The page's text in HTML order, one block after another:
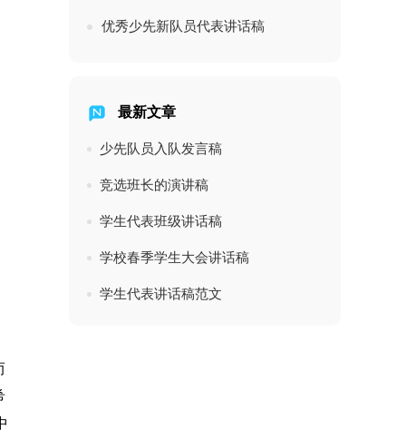
优秀少先新队员代表讲话稿
最新文章
少先队员入队发言稿
竞选班长的演讲稿
学生代表班级讲话稿
学校春季学生大会讲话稿
学生代表讲话稿范文